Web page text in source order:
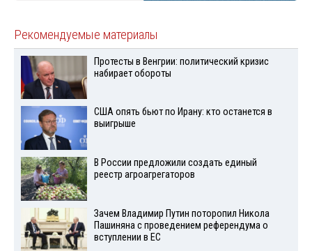
Рекомендуемые материалы
Протесты в Венгрии: политический кризис
набирает обороты
США опять бьют по Ирану: кто останется в
выигрыше
В России предложили создать единый
реестр агроагрегаторов
Зачем Владимир Путин поторопил Никола
Пашиняна с проведением референдума о
вступлении в ЕС